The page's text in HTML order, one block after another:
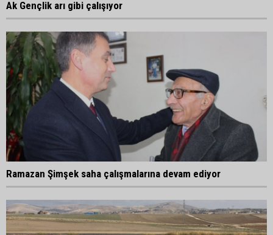
Ak Gençlik arı gibi çalışıyor
Ramazan Şimşek saha çalışmalarına devam ediyor